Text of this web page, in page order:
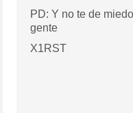
PD: Y no te de
gente
X1RST